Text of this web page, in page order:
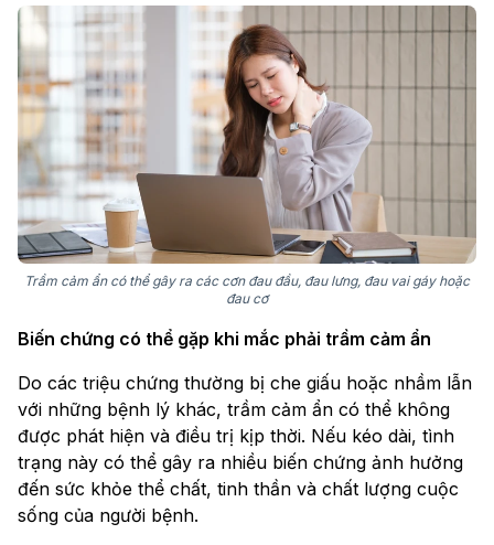
Trầm cảm ẩn có thể gây ra các cơn đau đầu, đau lưng, đau vai gáy hoặc
đau cơ
Biến chứng có thể gặp khi mắc phải trầm cảm ẩn
Do các triệu chứng thường bị che giấu hoặc nhầm lẫn
với những bệnh lý khác, trầm cảm ẩn có thể không
được phát hiện và điều trị kịp thời. Nếu kéo dài, tình
trạng này có thể gây ra nhiều biến chứng ảnh hưởng
đến sức khỏe thể chất, tinh thần và chất lượng cuộc
sống của người bệnh.